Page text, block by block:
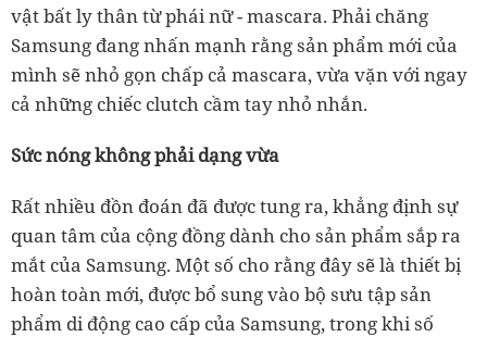
vật bất ly thân từ phái nữ - mascara. Phải chăng
Samsung đang nhấn mạnh rằng sản phẩm mới của
mình sẽ nhỏ gọn chấp cả mascara, vừa vặn với ngay
cả những chiếc clutch cầm tay nhỏ nhắn.
Sức nóng không phải dạng vừa
Rất nhiều đồn đoán đã được tung ra, khẳng định sự
quan tâm của cộng đồng dành cho sản phẩm sắp ra
mắt của Samsung. Một số cho rằng đây sẽ là thiết bị
hoàn toàn mới, được bổ sung vào bộ sưu tập sản
phẩm di động cao cấp của Samsung, trong khi số